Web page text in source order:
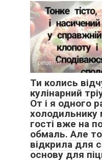
рецепти
Ти колись
кулінарний
От і я одного
гості вже на
обмаль. Але
відкрила для
основу для